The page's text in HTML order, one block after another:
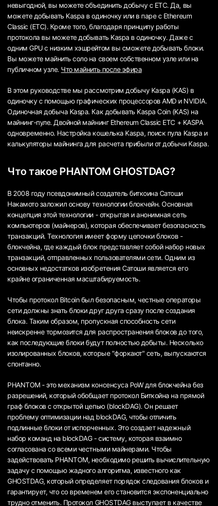
невыгодной, вы можете объединить добычу с ETC. Да, вы
можете добывать Kaspa в одиночку или в паре с Ethereum
Classic (ETC). Кроме того, благодаря принципу работы
протокола вы можете добывать Kaspa в одиночку. Даже с
одним GPU с низким хэшрейтом вы сможете добывать блоки.
Вы можете майнить соло на своем собственном узле или на
публичном узле. Что майнить после эфира
В этом руководстве мы рассмотрим добычу Kaspa (KAS) в
одиночку с помощью графических процессоров AMD и NVIDIA.
Одиночная добыча Kaspa. Как добывать Kaspa Coin (KAS) на
майнинг-пуле. Двойной майнинг Ethereum Classic ETC + KASPA
одновременно. Настройка кошелька Kaspa, поиск пула Kaspa и
калькуляторы майнинга для расчета прибыли от добычи Kaspa.
Что такое PHANTOM GHOSTDAG?
В 2008 году псевдонимный создатель биткоина Сатоши
Накамото заложил основу технологии блокчейн. Основная
концепция этой технологии - открытая и анонимная сеть
компьютеров (майнеров), которая обеспечивает безопасность
транзакций. Технология имеет форму цепочки блоков -
блокчейна, где каждый блок представляет собой набор новых
транзакций, отправленных пользователями сети. Одним из
основных недостатков изобретения Сатоши является его
крайне ограниченная масштабируемость.
Чтобы протокол Bitcoin был безопасным, честные операторы
сети должны знать блоки друг друга сразу после создания
блока. Таким образом, пропускная способность сети
неискренне тормозится для распространения блоков до того,
как последующие блоки будут полностью добыты. Несколько
изолированных блоков, которые "форкают" сеть, выпускаются
спонтанно.
PHANTOM - это механизм консенсуса PoW для блокчейна без
разрешений, который обобщает протокол Биткойна на прямой
граф блоков с открытой цепью (blockDAG). Он решает
проблему оптимизации над blockDAG, чтобы отличить
подлинные блоки от испорченных. Это создает надежный
набор команд на blockDAG - систему, которая взаимно
согласована со всеми честными майнерами. Чтобы
задействовать PHANTOM, необходимо решить вычислительную
задачу с помощью жадного алгоритма, известного как
GHOSTDAG, который определяет порядок следования блоков и
гарантирует, что со временем его становится экспоненциально
трудно отменить. Протокол GHOSTDAG выступает в качестве